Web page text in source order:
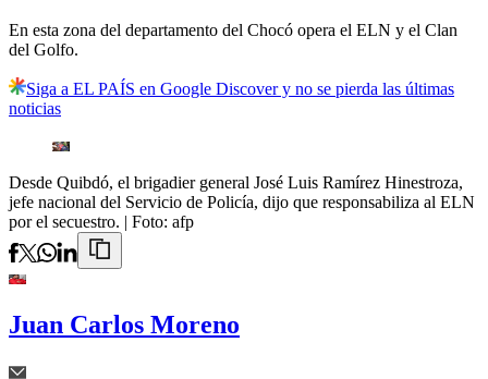
En esta zona del departamento del Chocó opera el ELN y el Clan
del Golfo.
Siga a EL PAÍS en Google Discover y no se pierda las últimas
noticias
Desde Quibdó, el brigadier general José Luis Ramírez Hinestroza,
jefe nacional del Servicio de Policía, dijo que responsabiliza al ELN
por el secuestro. | Foto: afp
Juan Carlos Moreno